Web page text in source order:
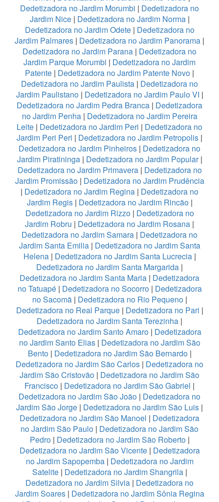
Dedetizadora no Jardim Morumbi | Dedetizadora no
Jardim Nice| Dedetizadora no Jardim Norma|
Dedetizadora no Jardim Odete| Dedetizadora no
Jardim Palmares | Dedetizadora no Jardim Panorama |
Dedetizadora no Jardim Parana | Dedetizadora no
Jardim Parque Morumbi | Dedetizadora no Jardim
Patente | Dedetizadora no Jardim Patente Novo |
Dedetizadora no Jardim Paulista | Dedetizadora no
Jardim Paulistano| Dedetizadora no Jardim Paulo VI |
Dedetizadora no Jardim Pedra Branca | Dedetizadora
no Jardim Penha| Dedetizadora no Jardim Pereira
Leite | Dedetizadora no Jardim Peri | Dedetizadora no
Jardim Peri Peri | Dedetizadora no Jardim Petropolis |
Dedetizadora no Jardim Pinheiros | Dedetizadora no
Jardim Piratininga| Dedetizadora no Jardim Popular|
Dedetizadora no Jardim Primavera| Dedetizadora no
Jardim Promissão| Dedetizadora no Jardim Prudência
| Dedetizadora no Jardim Regina | Dedetizadora no
Jardim Regis| Dedetizadora no Jardim Rincão|
Dedetizadora no Jardim Rizzo| Dedetizadora no
Jardim Robru | Dedetizadora no Jardim Rosana |
Dedetizadora no Jardim Samara | Dedetizadora no
Jardim Santa Emilia| Dedetizadora no Jardim Santa
Helena| Dedetizadora no Jardim Santa Lucrecia|
Dedetizadora no Jardim Santa Margarida |
Dedetizadora no Jardim Santa Maria | Dedetizadora
no Tatuapé| Dedetizadora no Socorro| Dedetizadora
no Sacomã| Dedetizadora no Rio Pequeno|
Dedetizadora no Real Parque| Dedetizadora no Pari |
Dedetizadora no Jardim Santa Terezinha |
Dedetizadora no Jardim Santo Amaro| Dedetizadora
no Jardim Santo Elias| Dedetizadora no Jardim São
Bento| Dedetizadora no Jardim São Bernardo|
Dedetizadora no Jardim São Carlos | Dedetizadora no
Jardim São Cristovão | Dedetizadora no Jardim São
Francisco | Dedetizadora no Jardim São Gabriel |
Dedetizadora no Jardim São João | Dedetizadora no
Jardim São Jorge | Dedetizadora no Jardim São Luis |
Dedetizadora no Jardim São Manoel | Dedetizadora
no Jardim São Paulo | Dedetizadora no Jardim São
Pedro| Dedetizadora no Jardim São Roberto|
Dedetizadora no Jardim São Vicente| Dedetizadora
no Jardim Sapopemba| Dedetizadora no Jardim
Satelite| Dedetizadora no Jardim Shangrila|
Dedetizadora no Jardim Silvia | Dedetizadora no
Jardim Soares| Dedetizadora no Jardim Sônia Regina